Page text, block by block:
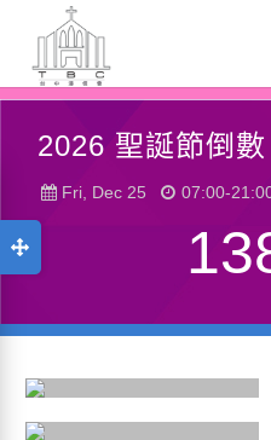
2026 聖誕節倒數
Fri, Dec 25 07:00-